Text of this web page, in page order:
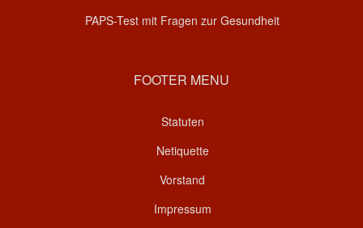
PAPS-Test mit Fragen zur Gesundheit
FOOTER MENU
Statuten
Netiquette
Vorstand
Impressum